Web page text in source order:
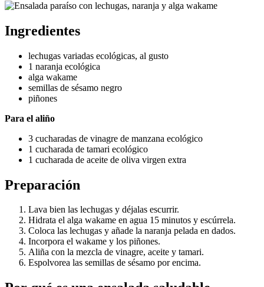
Ingredientes
lechugas variadas ecológicas, al gusto
1 naranja ecológica
alga wakame
semillas de sésamo negro
piñones
Para el aliño
3 cucharadas de vinagre de manzana ecológico
1 cucharada de tamari ecológico
1 cucharada de aceite de oliva virgen extra
Preparación
Lava bien las lechugas y déjalas escurrir.
Hidrata el alga wakame en agua 15 minutos y escúrrela.
Coloca las lechugas y añade la naranja pelada en dados.
Incorpora el wakame y los piñones.
Aliña con la mezcla de vinagre, aceite y tamari.
Espolvorea las semillas de sésamo por encima.